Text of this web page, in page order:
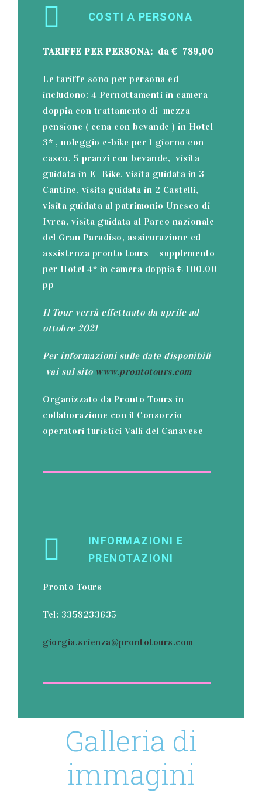
COSTI A PERSONA
TARIFFE PER PERSONA: da € 789,00
Le tariffe sono per persona ed
includono: 4 Pernottamenti in camera
doppia con trattamento di mezza
pensione ( cena con bevande ) in Hotel
3* , noleggio e-bike per 1 giorno con
casco, 5 pranzi con bevande, visita
guidata in E- Bike, visita guidata in 3
Cantine, visita guidata in 2 Castelli,
visita guidata al patrimonio Unesco di
Ivrea, visita guidata al Parco nazionale
del Gran Paradiso, assicurazione ed
assistenza pronto tours – supplemento
per Hotel 4* in camera doppia € 100,00
pp
Il Tour verrà effettuato da aprile ad
ottobre 2021
Per informazioni sulle date disponibili
vai sul sito www.prontotours.com
Organizzato da Pronto Tours in
collaborazione con il Consorzio
operatori turistici Valli del Canavese
INFORMAZIONI E
PRENOTAZIONI
Pronto Tours
Tel: 3358233635
giorgia.scienza@prontotours.com
Galleria di
immagini